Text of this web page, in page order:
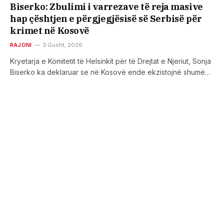
Biserko: Zbulimi i varrezave të reja masive
hap çështjen e përgjegjësisë së Serbisë për
krimet në Kosovë
RAJONI 3 Gusht, 2026
Kryetarja e Komitetit të Helsinkit për të Drejtat e Njeriut, Sonja
Biserko ka deklaruar se në Kosovë ende ekzistojnë shumë…